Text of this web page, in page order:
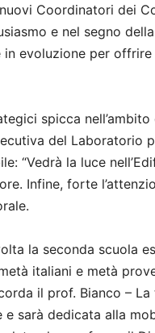
Coordinatori dei
e nel segno
in evoluzione per
spicca
del Laboratorio
“Vedrà la luce
Infine, forte
la seconda scuola
italiani e metà
il prof. Bianco –
sarà dedicata alla